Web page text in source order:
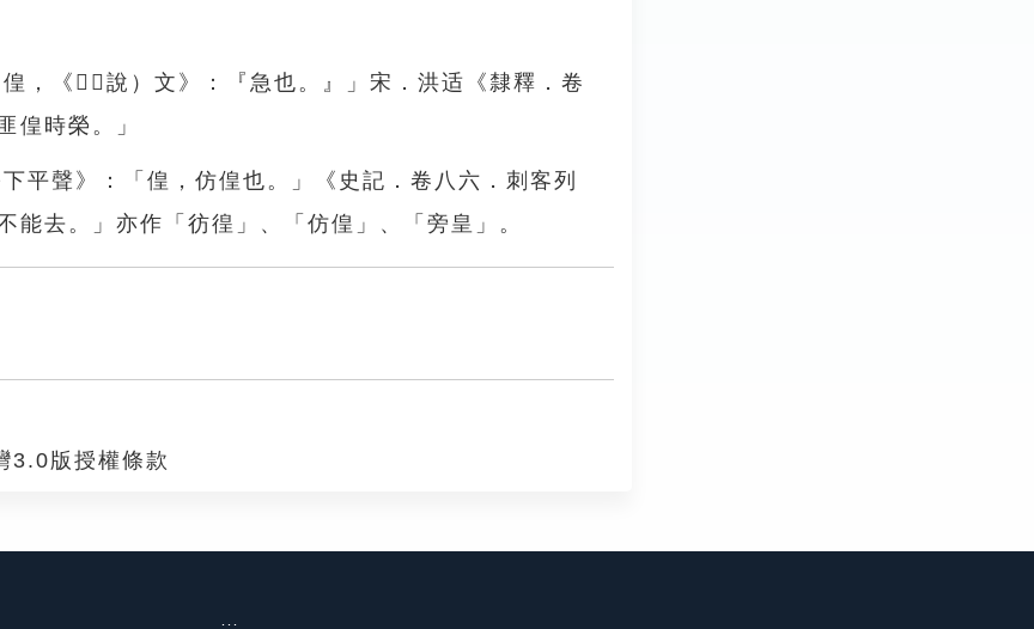
，《󵡭（說）文》：『急也。』」宋．洪适《隸釋．卷
偟時榮。」
平聲》：「偟，仿偟也。」《史記．卷八六．刺客列
去。」亦作「彷徨」、「仿偟」、「旁皇」。
3.0版授權條款
:::